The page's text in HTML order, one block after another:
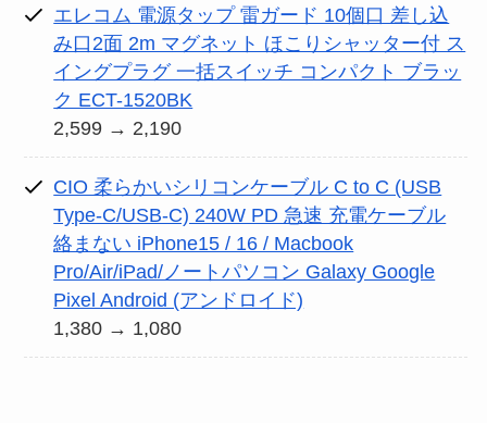
エレコム 電源タップ 雷ガード 10個口 差し込
み口2面 2m マグネット ほこりシャッター付 ス
イングプラグ 一括スイッチ コンパクト ブラッ
ク ECT-1520BK
2,599 → 2,190
CIO 柔らかいシリコンケーブル C to C (USB
Type-C/USB-C) 240W PD 急速 充電ケーブル
絡まない iPhone15 / 16 / Macbook
Pro/Air/iPad/ノートパソコン Galaxy Google
Pixel Android (アンドロイド)
1,380 → 1,080